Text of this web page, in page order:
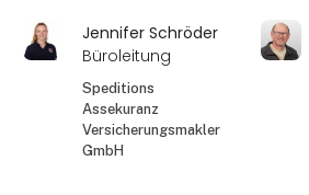
Jennifer Schröder
Büroleitung
Speditions
Assekuranz
Versicherungsmakler
GmbH